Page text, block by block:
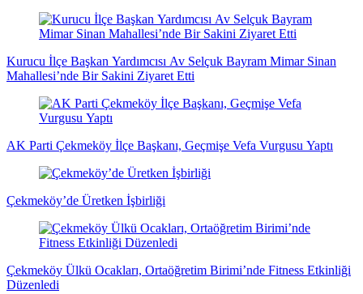
Kurucu İlçe Başkan Yardımcısı Av Selçuk Bayram Mimar Sinan
Mahallesi’nde Bir Sakini Ziyaret Etti
AK Parti Çekmeköy İlçe Başkanı, Geçmişe Vefa Vurgusu Yaptı
Çekmeköy’de Üretken İşbirliği
Çekmeköy Ülkü Ocakları, Ortaöğretim Birimi’nde Fitness Etkinliği
Düzenledi